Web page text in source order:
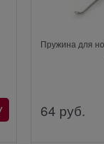
Пружина для
64 руб.